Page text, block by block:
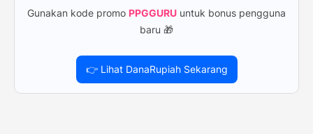
Gunakan kode promo PPGGURU untuk bonus pengguna
baru 🎁
👉 Lihat DanaRupiah Sekarang